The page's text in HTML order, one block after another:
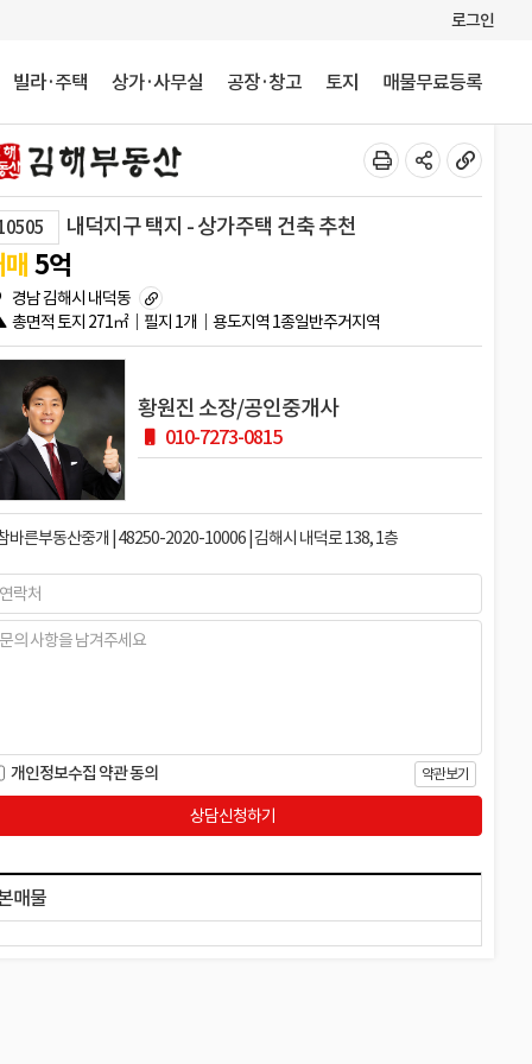
로그인
빌라·주택 상가·사무실 공장·창고 토지 매물무료등록
내덕지구 택지 - 상가주택 건축 추천
5억
경남 김해시 내덕동
총면적토지 271㎡ 필지 1개 용도지역 1종일반주거지역
황원진 소장/공인중개사
010-7273-0815
바른부동산중개 | 48250-2020-10006 | 김해시 내덕로 138, 1층
개인정보수집 약관 동의 약관보기
상담신청하기
매물